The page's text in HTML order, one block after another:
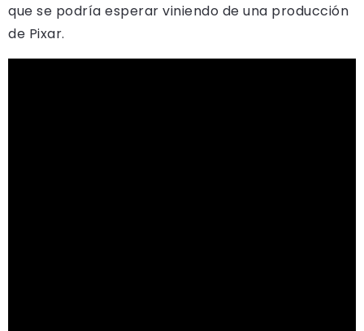
que se podría esperar viniendo de una producción
de Pixar.